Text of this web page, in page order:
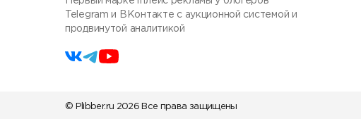
Telegram и ВКонтакте с аукционной системой и
продвинутой аналитикой
© Plibber.ru 2026 Все права защищены